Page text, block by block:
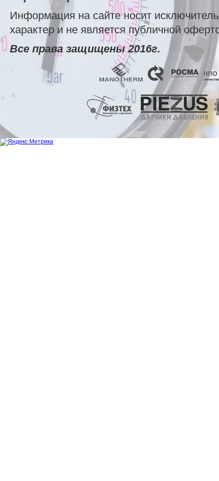
Информация на сайте носит
характер и не является публичной
Все права защищены 2016г.